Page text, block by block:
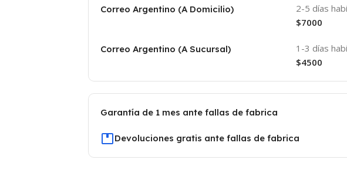
Correo Argentino (A Domicilio)
2-5 días
$7000
Correo Argentino (A Sucursal)
1-3 días
$4500
Garantía de 1 mes ante fallas de fabrica
Devoluciones gratis ante fallas de fabrica